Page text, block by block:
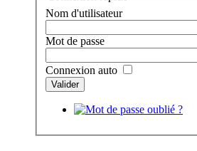
Nom d'utilisateur
Mot de passe
Connexion auto